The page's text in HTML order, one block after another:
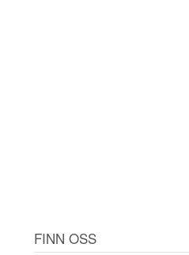
FINN OSS